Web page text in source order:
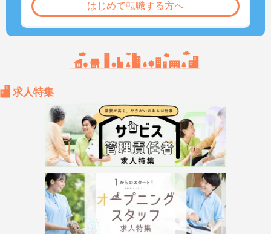
はじめて転職する方へ
求人特集